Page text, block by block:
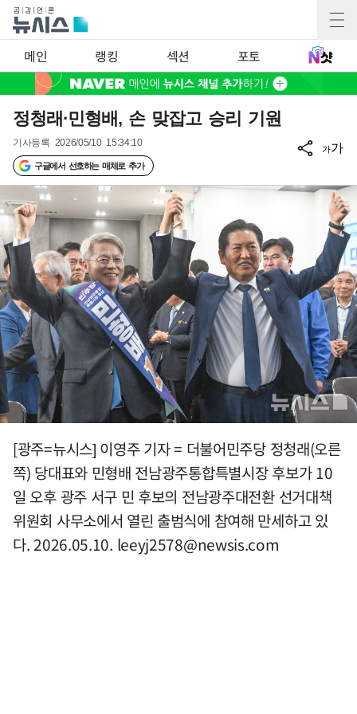
메인 랭킹 섹션 포토
정청래·민형배, 손 맞잡고 승리 기원
기사등록 2026/05/10 15:34:10
구글에서 선호하는 매체로 추가
가가
[광주=뉴시스] 이영주 기자 = 더불어민주당 정청래(오른
쪽) 당대표와 민형배 전남광주통합특별시장 후보가 10
일 오후 광주 서구 민 후보의 전남광주대전환 선거대책
위원회 사무소에서 열린 출범식에 참여해 만세하고 있
다. 2026.05.10. leeyj2578@newsis.com